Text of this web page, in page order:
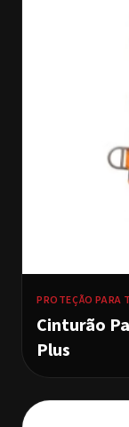
PROTEÇÃO PARA
Cinturão
Plus